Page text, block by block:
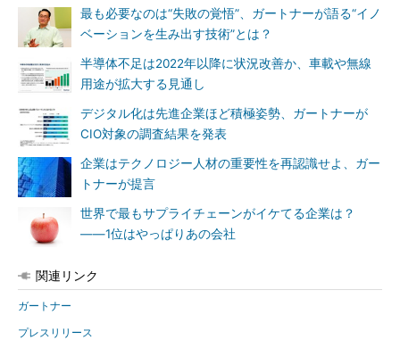
最も必要なのは“失敗の覚悟”、ガートナーが語る“イノ
ベーションを生み出す技術”とは？
半導体不足は2022年以降に状況改善か、車載や無線
用途が拡大する見通し
デジタル化は先進企業ほど積極姿勢、ガートナーが
CIO対象の調査結果を発表
企業はテクノロジー人材の重要性を再認識せよ、ガー
トナーが提言
世界で最もサプライチェーンがイケてる企業は？
――1位はやっぱりあの会社
関連リンク
ガートナー
プレスリリース